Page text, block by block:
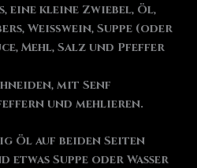
eine kleine Zwiebel, Öl,
Weißwein, Suppe (oder
Mehl, Salz und Pfeffer
mit Senf
und mehlieren.
Öl auf beiden Seiten
etwas Suppe oder Wasser